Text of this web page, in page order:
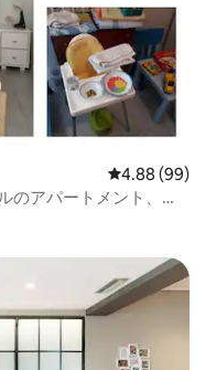
レビュー99件
4.88 (99)
のアパートメント、サ